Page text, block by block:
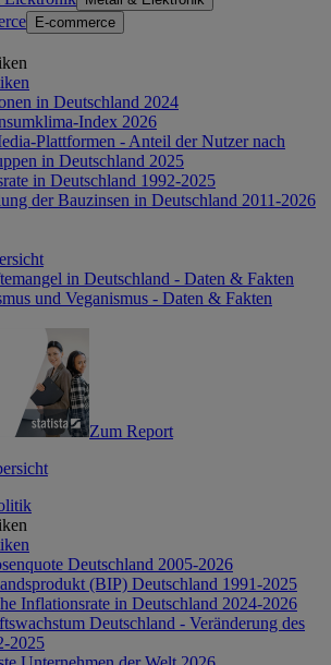
E-commerce
in Deutschland 2024
Index 2026
Plattformen - Anteil der Nutzer nach
in Deutschland 2025
in Deutschland 1992-2025
der Bauzinsen in Deutschland 2011-2026
in Deutschland - Daten & Fakten
und Veganismus - Daten & Fakten
Zum Report
Deutschland 2005-2026
(BIP) Deutschland 1991-2025
Inflationsrate in Deutschland 2024-2026
Deutschland - Veränderung des
2025